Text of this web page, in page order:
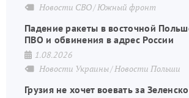
Новости СВО Южный фронт
Падение ракеты в восточной
ПВО и обвинения в адрес России
1.08.2026
Новости Украины Новости Польши
Грузия не хочет воевать за